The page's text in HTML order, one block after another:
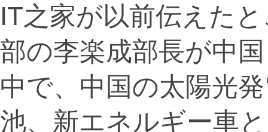
IT之家が以前伝えた
部の李楽成部長が中
中で、中国の太陽光
池、新エネルギー車